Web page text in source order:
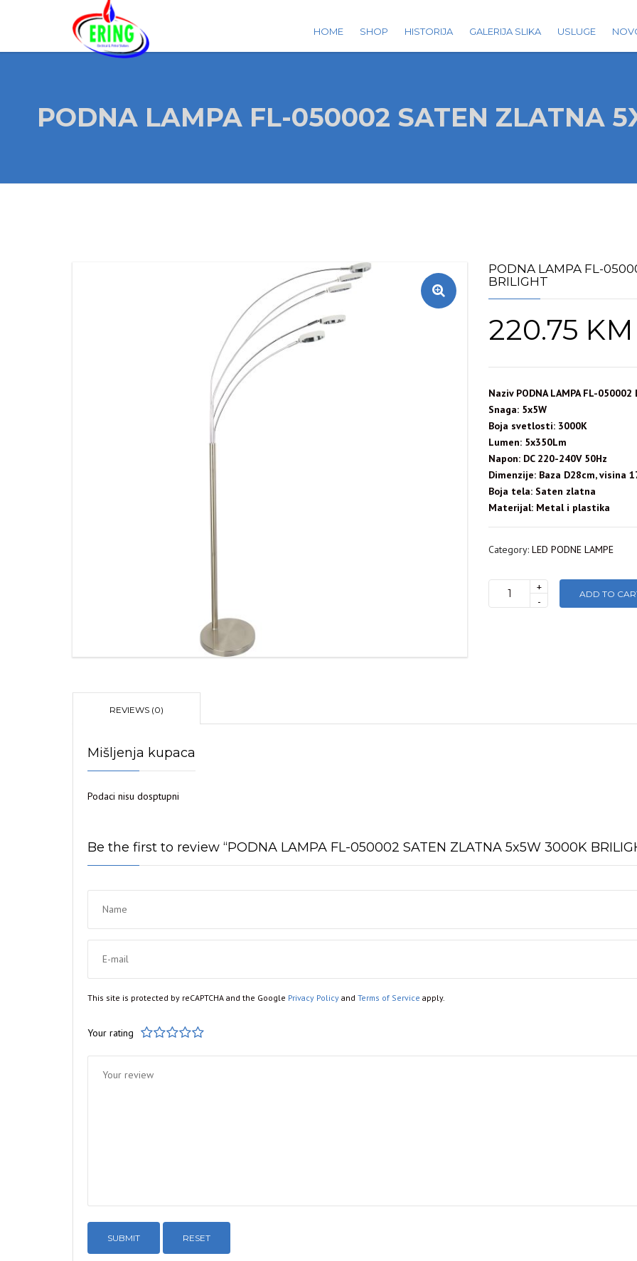
HOME SHOP HISTORIJA GALERIJA SLIKA USLUGE
PODNA LAMPA FL-050002 SATEN ZLATNA
PODNA LAMPA FL-
BRILIGHT
220.75 KM
Naziv PODNA LAMPA FL-
Snaga: 5x5W
Boja svetlosti: 3000K
Lumen: 5x350Lm
Napon: DC 220-240V 50Hz
Dimenzije: Baza D28cm, visina
Boja tela: Saten zlatna
Materijal: Metal i plastika
Category: LED PODNE LAMPE
PODNA
BRILIGHT
+
-
ADD TO
REVIEWS (0)
Mišljenja kupaca
Podaci nisu dosptupni
Be the first to review “PODNA LAMPA FL-050002 SATEN ZLATNA 5x5W 3000K
This site is protected by reCAPTCHA and the Google Privacy Policy and Terms of Service apply.
Your rating
1 2 3 4 5
RESET